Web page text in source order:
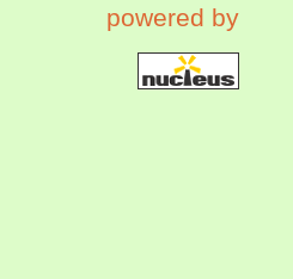
powered by